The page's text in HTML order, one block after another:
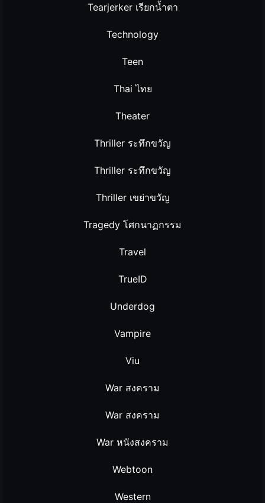
Tearjerker เรียกน้ำตา
Technology
Teen
Thai ไทย
Theater
Thriller ระทึกขวัญ
Thriller ระทึกขวัญ
Thriller เขย่าขวัญ
Tragedy โศกนาฏกรรม
Travel
TrueID
Underdog
Vampire
Viu
War สงคราม
War สงคราม
War หนังสงคราม
Webtoon
Western